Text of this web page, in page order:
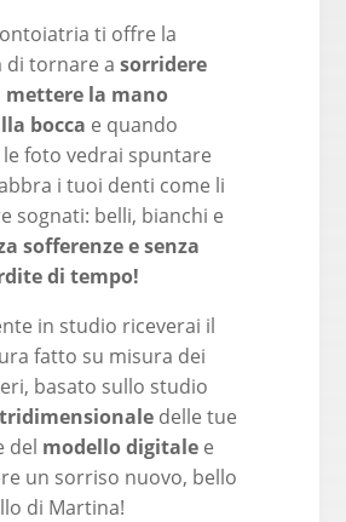
ti offre la
di tornare a sorridere
mettere la mano
bocca e quando
foto vedrai spuntare
i tuoi denti come li
sognati: belli, bianchi e
sofferenze e senza
di tempo!
in studio riceverai il
fatto su misura dei
basato sullo studio
tridimensionaledelle tue
del modello digitalee
un sorriso nuovo, bello
di Martina!